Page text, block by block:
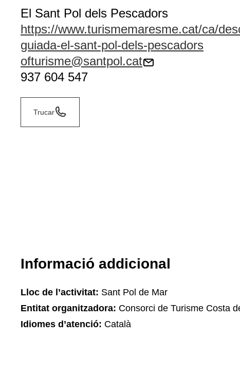
El Sant Pol dels Pescadors
https://www.turismemaresme.cat/ca/
guiada-el-sant-pol-dels-pescadors
ofturisme@santpol.cat
937 604 547
Trucar
Informació addicional
Lloc de l’activitat: Sant Pol de Mar
Entitat organitzadora: Consorci de Turisme Costa
Idiomes d’atenció: Català